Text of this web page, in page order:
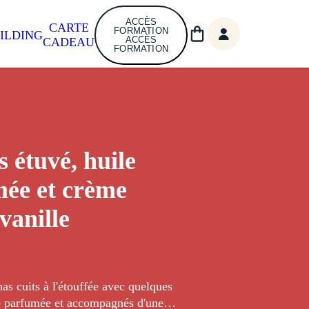
CARTE
CADEAU
ACCÈS
FORMATION
ACCÈS
FORMATION
étuvé, huile
et crème
cuits à l'étouffée avec quelques
et accompagnés d'une